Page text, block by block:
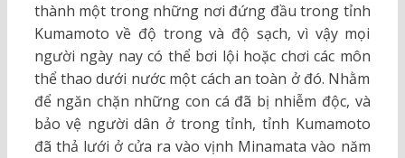
thành một trong những nơi đứng đầu trong tỉnh
Kumamoto về độ trong và độ sạch, vì vậy mọi
người ngày nay có thể bơi lội hoặc chơi các môn
thể thao dưới nước một cách an toàn ở đó. Nhằm
để ngăn chặn những con cá đã bị nhiễm độc, và
bảo vệ người dân ở trong tỉnh, tỉnh Kumamoto
đã thả lưới ở cửa ra vào vịnh Minamata vào năm